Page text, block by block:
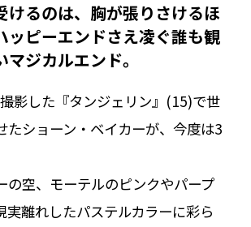
けるのは、胸が張りさけるほ
ッピーエンドさえ凌ぐ誰も観
ジカルエンド。
影した『タンジェリン』(15)で世
たショーン・ベイカーが、今度は3
の空、モーテルのピンクやパープ
離れしたパステルカラーに彩ら